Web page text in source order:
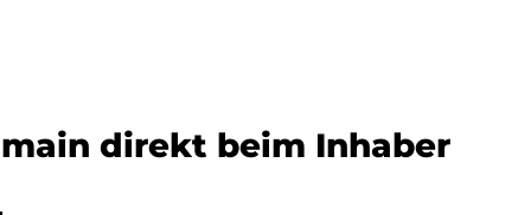
direkt beim Inhaber